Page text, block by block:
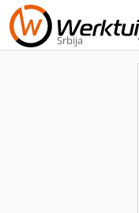
Srbija